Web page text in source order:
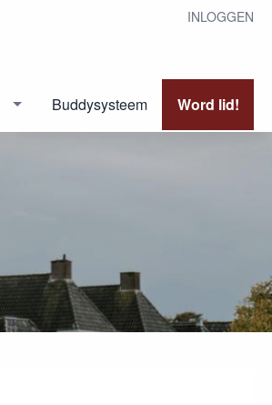
INLOGGEN
Buddysysteem Word lid!